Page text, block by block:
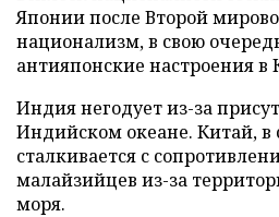
Японии после Второй
национализм, в свою
антияпонские настроения в
Индия негодует из-за
Индийском океане. Китай, в
сталкивается с
малайзийцев из-за
моря.